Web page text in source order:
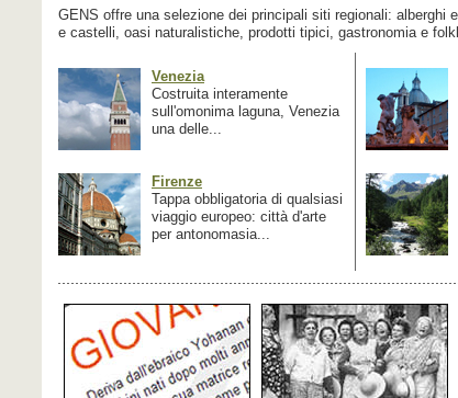
GENS offre una selezione dei principali siti regionali: alberghi
e castelli, oasi naturalistiche, prodotti tipici, gastronomia e
Venezia
Costruita interamente
sull'omonima laguna, Venezia
una delle...
Firenze
Tappa obbligatoria di qualsiasi
viaggio europeo: città d'arte
per antonomasia...